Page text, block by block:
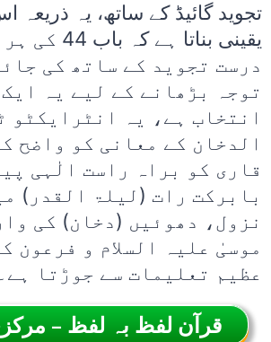
تجوید گائیڈ کے ساتھ، یہ ذریعہ
یقینی بناتا
درست تجوید کے ساتھ کی
توجہ بڑھانے کے لیے یہ
انتخاب ہے، یہ انٹرایکٹو
الدخان کے معانی کو واضح
قاری کو براہ راست الٰہی
بابرکت رات (لیلۃ القدر)
نزول، دھوئیں (دخان) کی
موسیٰ علیہ السلام و فرعون
عظیم تعلیمات سے جوڑتا ہے۔
قرآن لفظ بہ لفظ –